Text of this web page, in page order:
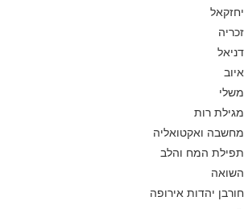
יחזקאל
זכריה
דניאל
איוב
משלי
מגילת רות
מחשבה ואקטואליה
תפילת המח והלב
השואה
חורבן יהדות אירופה